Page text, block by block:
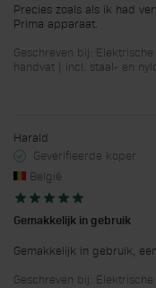
Precies zoals als ik had
Prima apparaat.
Geschreven bij:
handvat | incl. staal- en
Harald
Geverifieerde koper
België
Gemakkelijk in gebruik
Gemakkelijk in gebruik,
Geschreven bij: